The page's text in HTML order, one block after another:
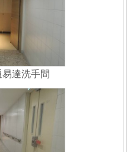
達洗手間